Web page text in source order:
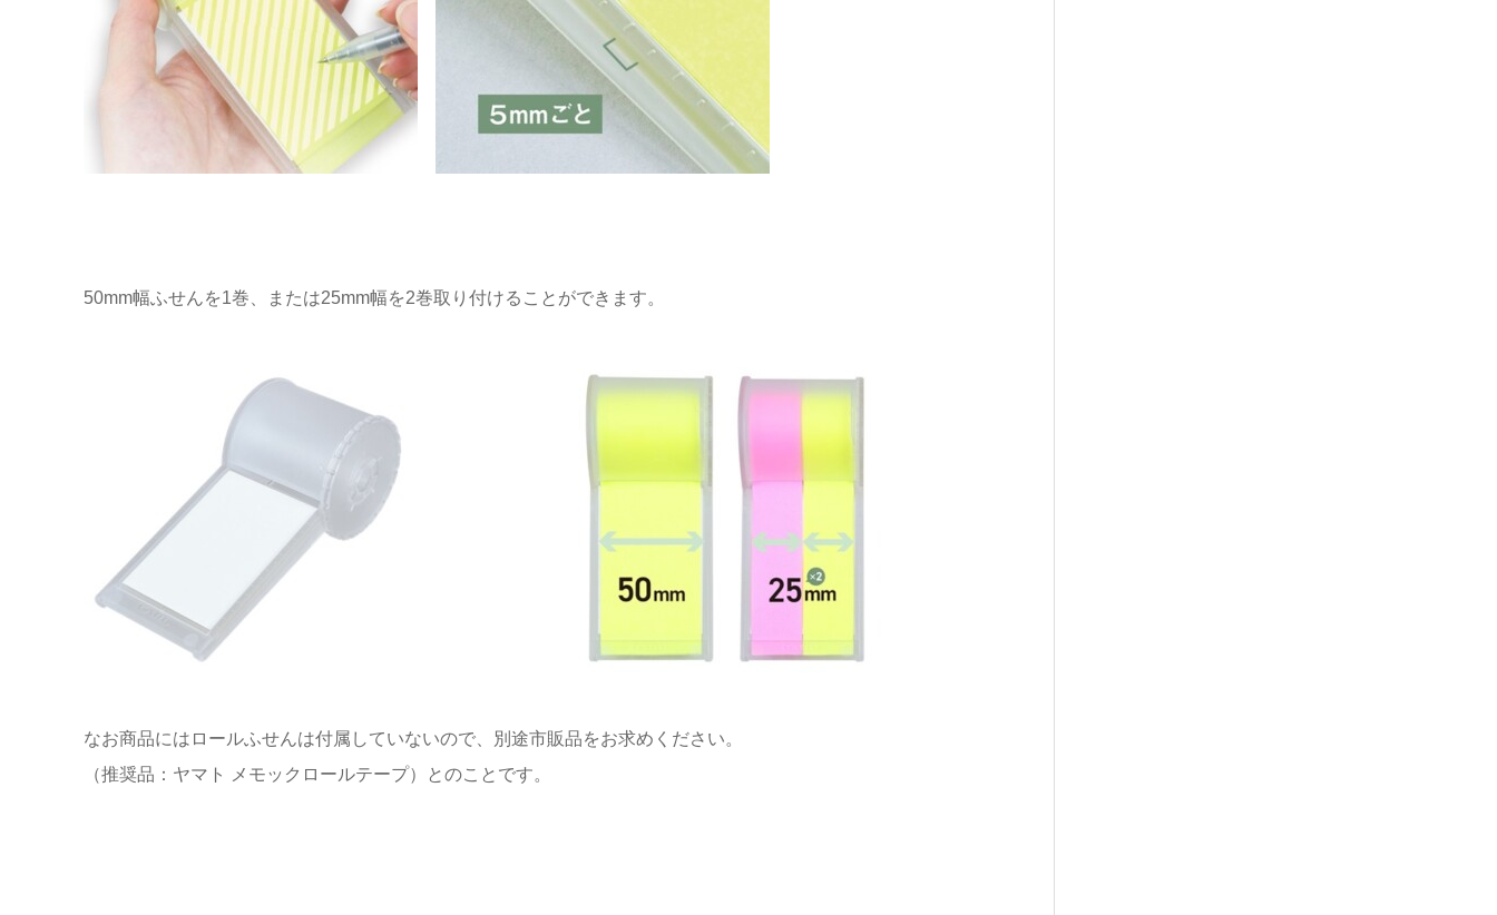
50mm幅ふせんを1巻、または25mm幅を2巻取り付けることができます。
なお商品にはロールふせんは付属していないので、別途市販品をお求めください。
（推奨品：ヤマト メモックロールテープ）とのことです。